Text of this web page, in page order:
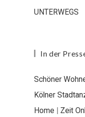
UNTERWEGS
In der
Schöner
Kölner
Home | Zeit